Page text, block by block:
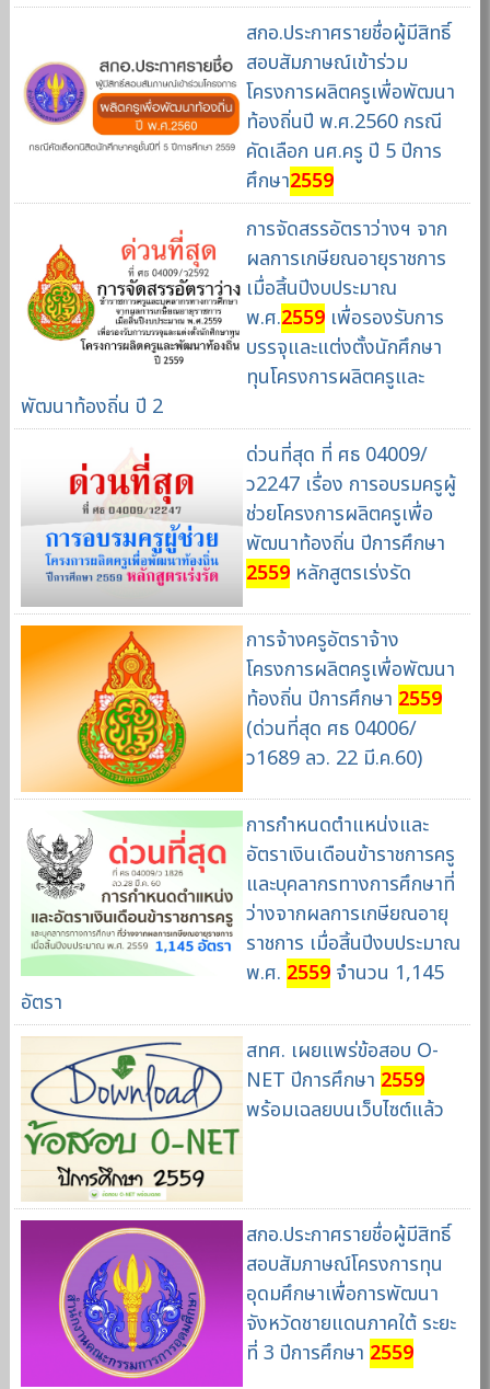
สกอ.ประกาศรายชื่อผู้มีสิทธิ์
สอบสัมภาษณ์เข้าร่วม
โครงการผลิตครูเพื่อพัฒนา
ท้องถิ่นปี พ.ศ.2560 กรณี
คัดเลือก นศ.ครู ปี 5 ปีการ
ศึกษา2559
การจัดสรรอัตราว่างฯ จาก
ผลการเกษียณอายุราชการ
เมื่อสิ้นปีงบประมาณ
พ.ศ.2559เพื่อรองรับการ
บรรจุและแต่งตั้งนักศึกษา
ทุนโครงการผลิตครูและ
พัฒนาท้องถิ่น ปี 2
ด่วนที่สุด ที่ ศธ 04009/
ว2247 เรื่อง การอบรมครูผู้
ช่วยโครงการผลิตครูเพื่อ
พัฒนาท้องถิ่น ปีการศึกษา
2559หลักสูตรเร่งรัด
การจ้างครูอัตราจ้าง
โครงการผลิตครูเพื่อพัฒนา
ท้องถิ่น ปีการศึกษา 2559
(ด่วนที่สุด ศธ 04006/
ว1689 ลว. 22 มี.ค.60)
การกำหนดตำแหน่งและ
อัตราเงินเดือนข้าราชการครู
และบุคลากรทางการศึกษาที่
ว่างจากผลการเกษียณอายุ
ราชการ เมื่อสิ้นปีงบประมาณ
พ.ศ. 2559จำนวน 1,145
อัตรา
สทศ. เผยแพร่ข้อสอบ O-
NET ปีการศึกษา 2559
พร้อมเฉลยบนเว็บไซต์แล้ว
สกอ.ประกาศรายชื่อผู้มีสิทธิ์
สอบสัมภาษณ์โครงการทุน
อุดมศึกษาเพื่อการพัฒนา
จังหวัดชายแดนภาคใต้ ระยะ
ที่ 3 ปีการศึกษา 2559